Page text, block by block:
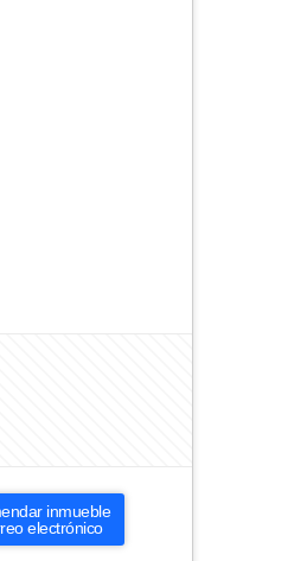
inmueble
electrónico